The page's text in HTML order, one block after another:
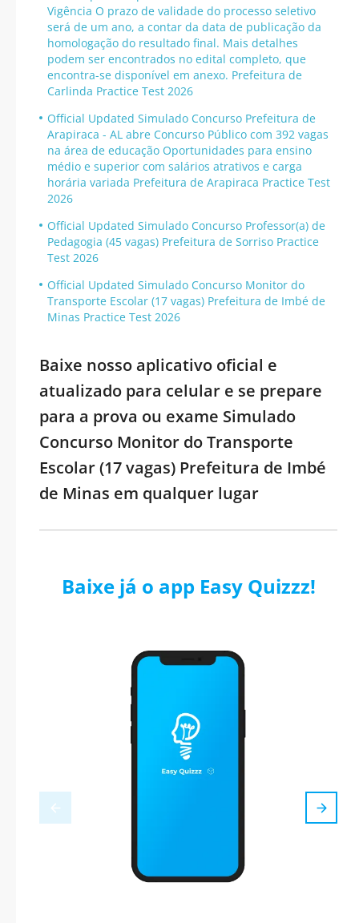
Vigência O prazo de validade do processo seletivo
será de um ano, a contar da data de publicação da
homologação do resultado final. Mais detalhes
podem ser encontrados no edital completo, que
encontra-se disponível em anexo. Prefeitura de
Carlinda Practice Test 2026
Official Updated Simulado Concurso Prefeitura de
Arapiraca - AL abre Concurso Público com 392 vagas
na área de educação Oportunidades para ensino
médio e superior com salários atrativos e carga
horária variada Prefeitura de Arapiraca Practice Test
2026
Official Updated Simulado Concurso Professor(a) de
Pedagogia (45 vagas) Prefeitura de Sorriso Practice
Test 2026
Official Updated Simulado Concurso Monitor do
Transporte Escolar (17 vagas) Prefeitura de Imbé de
Minas Practice Test 2026
Baixe nosso aplicativo oficial e
atualizado para celular e se prepare
para a prova ou exame Simulado
Concurso Monitor do Transporte
Escolar (17 vagas) Prefeitura de Imbé
de Minas em qualquer lugar
Baixe já o app Easy Quizzz!